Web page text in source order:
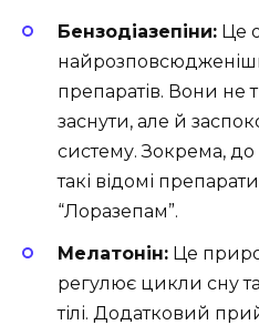
Бензодіазепіни: Це
препаратів. Вони не
заснути, але й
систему. Зокрема, до
такі відомі
“Лоразепам”.
Мелатонін: Це
регулює цикли сну
тілі. Додатковий